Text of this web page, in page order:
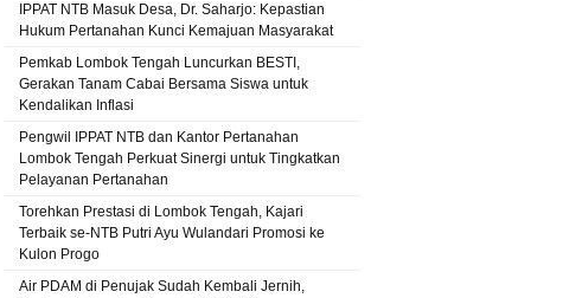
IPPAT NTB Masuk Desa, Dr. Saharjo: Kepastian
Hukum Pertanahan Kunci Kemajuan Masyarakat
Pemkab Lombok Tengah Luncurkan BESTI,
Gerakan Tanam Cabai Bersama Siswa untuk
Kendalikan Inflasi
Pengwil IPPAT NTB dan Kantor Pertanahan
Lombok Tengah Perkuat Sinergi untuk Tingkatkan
Pelayanan Pertanahan
Torehkan Prestasi di Lombok Tengah, Kajari
Terbaik se-NTB Putri Ayu Wulandari Promosi ke
Kulon Progo
Air PDAM di Penujak Sudah Kembali Jernih,